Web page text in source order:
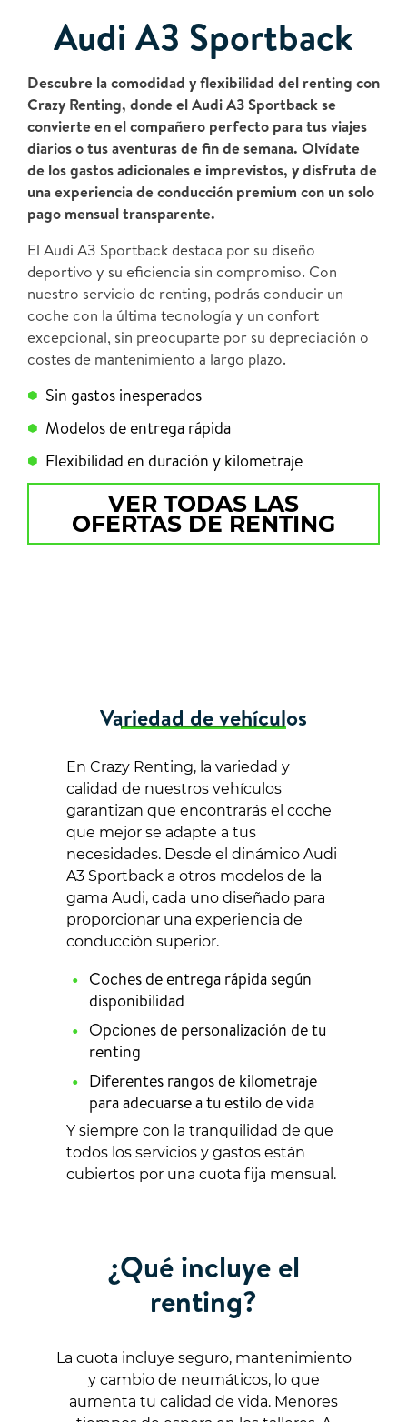
Audi A3 Sportback
Descubre la comodidad y flexibilidad del renting con
Crazy Renting, donde el Audi A3 Sportback se
convierte en el compañero perfecto para tus viajes
diarios o tus aventuras de fin de semana. Olvídate
de los gastos adicionales e imprevistos, y disfruta de
una experiencia de conducción premium con un solo
pago mensual transparente.
El Audi A3 Sportback destaca por su diseño
deportivo y su eficiencia sin compromiso. Con
nuestro servicio de renting, podrás conducir un
coche con la última tecnología y un confort
excepcional, sin preocuparte por su depreciación o
costes de mantenimiento a largo plazo.
Sin gastos inesperados
Modelos de entrega rápida
Flexibilidad en duración y kilometraje
VER TODAS LAS
OFERTAS DE RENTING
Variedad de vehículos
En Crazy Renting, la variedad y
calidad de nuestros vehículos
garantizan que encontrarás el coche
que mejor se adapte a tus
necesidades. Desde el dinámico Audi
A3 Sportback a otros modelos de la
gama Audi, cada uno diseñado para
proporcionar una experiencia de
conducción superior.
Coches de entrega rápida según
disponibilidad
Opciones de personalización de tu
renting
Diferentes rangos de kilometraje
para adecuarse a tu estilo de vida
Y siempre con la tranquilidad de que
todos los servicios y gastos están
cubiertos por una cuota fija mensual.
¿Qué incluye el
renting?
La cuota incluye seguro, mantenimiento
y cambio de neumáticos, lo que
aumenta tu calidad de vida. Menores